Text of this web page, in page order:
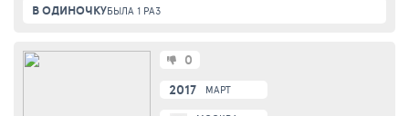
В ОДИНОЧКУБЫЛА 1 РАЗ
2017 МАРТ
0